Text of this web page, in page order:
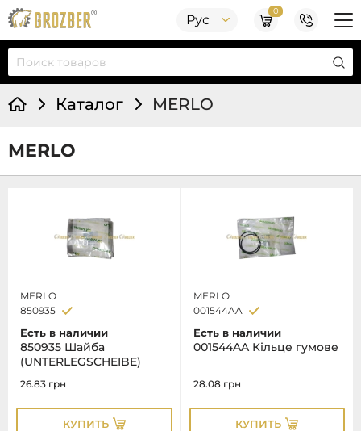
Рус
0
Каталог MERLO
MERLO
MERLO
850935
Есть в наличии
850935 Шайба
(UNTERLEGSCHEIBE)
26.83 грн
КУПИТЬ
MERLO
001544AA
Есть в наличии
001544AA Кільце гумове
28.08 грн
КУПИТЬ